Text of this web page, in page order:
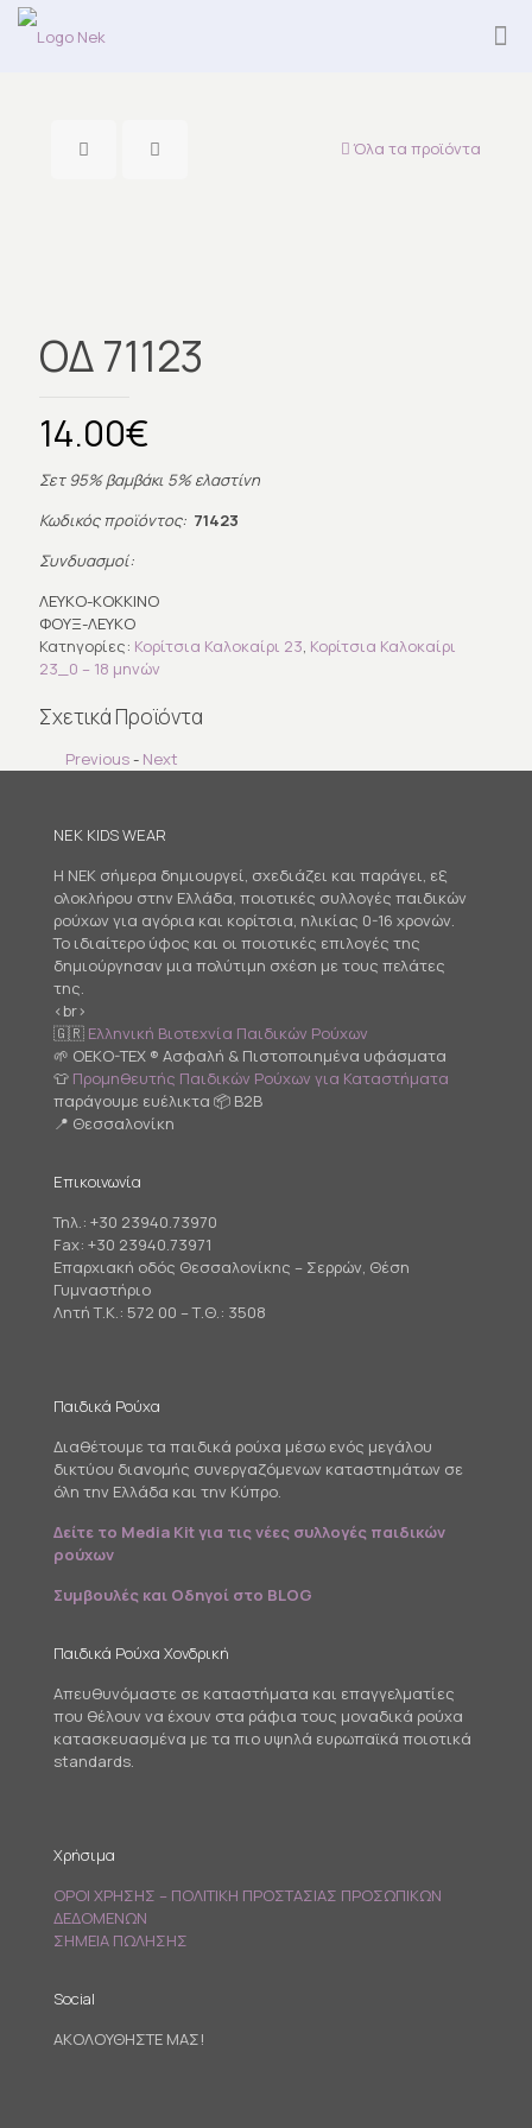
Όλα τα προϊόντα
ΟΔ 71123
14.00€
Σετ 95% βαμβάκι 5% ελαστίνη
Κωδικός προϊόντος: 71423
Συνδυασμοί:
ΛΕΥΚΟ-ΚΟΚΚΙΝΟ
ΦΟΥΞ-ΛΕΥΚΟ
Κατηγορίες: Κορίτσια Καλοκαίρι 23, Κορίτσια Καλοκαίρι
23_0 – 18 μηνών
Σχετικά Προϊόντα
Previous- Next
NEK KIDS WEAR
Η NEK σήμερα δημιουργεί, σχεδιάζει και παράγει, εξ
ολοκλήρου στην Ελλάδα, ποιοτικές συλλογές παιδικών
ρούχων για αγόρια και κορίτσια, ηλικίας 0-16 χρονών.
Το ιδιαίτερο ύφος και οι ποιοτικές επιλογές της
δημιούργησαν μια πολύτιμη σχέση με τους πελάτες
της.
<br>
🇬🇷 Ελληνική Βιοτεχνία Παιδικών Ρούχων
🌱 OEKO-TEX ® Ασφαλή & Πιστοποιημένα υφάσματα
👕 Προμηθευτής Παιδικών Ρούχων για Καταστήματα
παράγουμε ευέλικτα 📦 B2B
📍 Θεσσαλονίκη
Επικοινωνία
Τηλ.: +30 23940.73970
Fax: +30 23940.73971
Επαρχιακή οδός Θεσσαλονίκης – Σερρών, Θέση
Γυμναστήριο
Λητή Τ.Κ.: 572 00 – Τ.Θ.: 3508
Παιδικά Ρούχα
Διαθέτουμε τα παιδικά ρούχα μέσω ενός μεγάλου
δικτύου διανομής συνεργαζόμενων καταστημάτων σε
όλη την Ελλάδα και την Κύπρο.
Δείτε το Media Kit για τις νέες συλλογές παιδικών
ρούχων
Συμβουλές και Οδηγοί στο BLOG
Παιδικά Ρούχα Χονδρική
Απευθυνόμαστε σε καταστήματα και επαγγελματίες
που θέλουν να έχουν στα ράφια τους μοναδικά ρούχα
κατασκευασμένα με τα πιο υψηλά ευρωπαϊκά ποιοτικά
standards.
Χρήσιμα
ΟΡΟΙ ΧΡΗΣΗΣ – ΠΟΛΙΤΙΚΗ ΠΡΟΣΤΑΣΙΑΣ ΠΡΟΣΩΠΙΚΩΝ
ΔΕΔΟΜΕΝΩΝ
ΣΗΜΕΙΑ ΠΩΛΗΣΗΣ
Social
ΑΚΟΛΟΥΘΗΣΤΕ ΜΑΣ!